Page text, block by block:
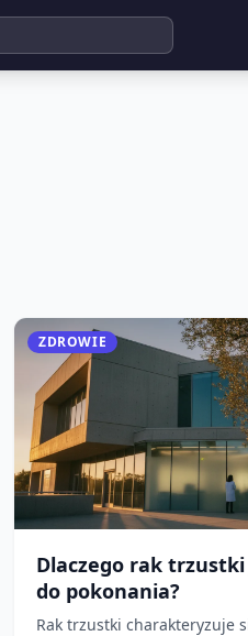
ZDROWIE
Dlaczego rak
do pokonania?
Rak trzustki charakteryzuje